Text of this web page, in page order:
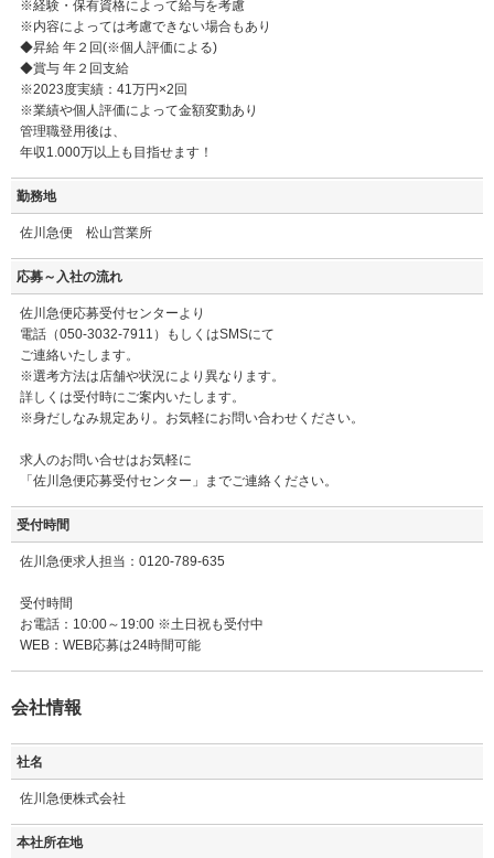
※経験・保有資格によって給与を考慮
※内容によっては考慮できない場合もあり
◆昇給 年２回(※個人評価による)
◆賞与 年２回支給
※2023度実績：41万円×2回
※業績や個人評価によって金額変動あり
管理職登用後は、
年収1.000万以上も目指せます！
勤務地
佐川急便 松山営業所
応募～入社の流れ
佐川急便応募受付センターより
電話（050-3032-7911）もしくはSMSにて
ご連絡いたします。
※選考方法は店舗や状況により異なります。
詳しくは受付時にご案内いたします。
※身だしなみ規定あり。お気軽にお問い合わせください。
求人のお問い合せはお気軽に
「佐川急便応募受付センター」までご連絡ください。
受付時間
佐川急便求人担当：0120-789-635
受付時間
お電話：10:00～19:00 ※土日祝も受付中
WEB：WEB応募は24時間可能
会社情報
社名
佐川急便株式会社
本社所在地